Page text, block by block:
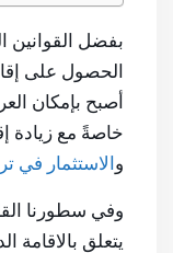
بفضل القوانين
الحصول على
أصبح بإمكان
خاصةً مع زيادة
والاستثمار في
وفي سطورنا
يتعلق بالاقامة